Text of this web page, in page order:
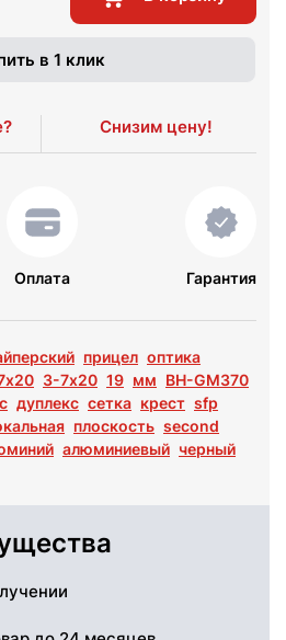
в 1 клик
Снизим цену!
Оплата Гарантия
прицел оптика
3-7х20 19 мм BH-GM370
дуплекс сетка крест sfp
плоскость second
алюминиевый черный